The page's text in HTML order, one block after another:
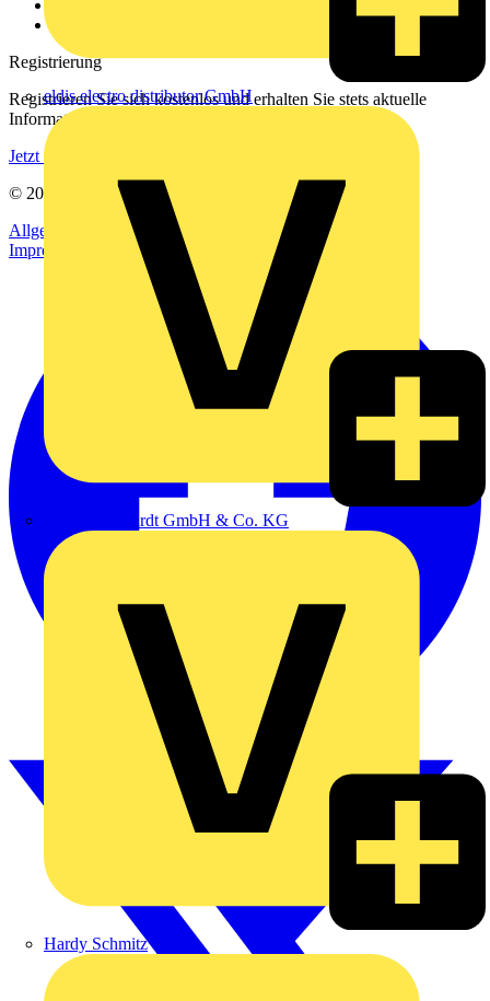
eldis electro distributor GmbH
Emil Löffelhardt GmbH & Co. KG
Hardy Schmitz
Registrierung
Registrieren Sie sich kostenlos und erhalten Sie stets aktuelle
Informationen aus der Elektroindustrie.
Jetzt registrieren
© 2002-
Voltimum
Allgemeine Geschäftsbedingungen
Datenschutzerklärung
Impressum